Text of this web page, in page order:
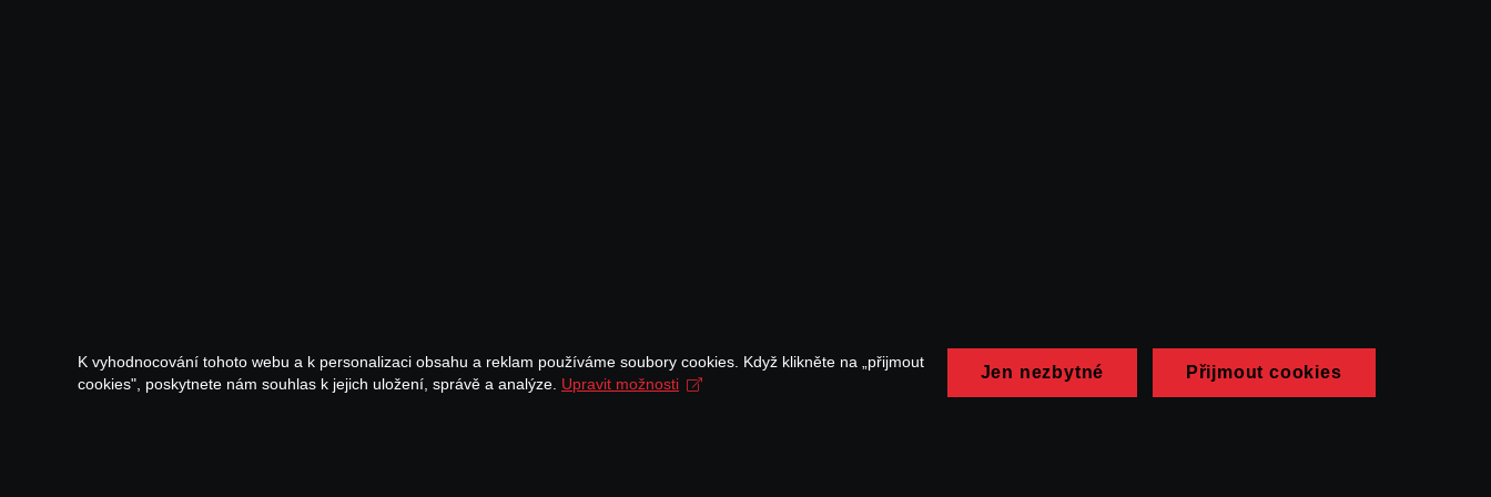
K vyhodnocování tohoto webu a k personalizaci obsahu a reklam používáme soubory cookies. Když klikněte na „přijmout
cookies", poskytnete nám souhlas k jejich uložení, správě a analýze. Upravit možnosti
Jen nezbytné Přijmout cookies